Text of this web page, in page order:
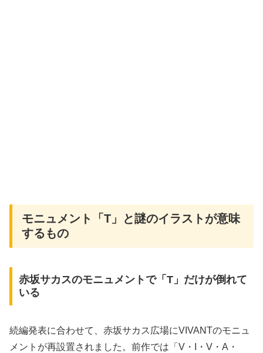
モニュメント「T」と謎のイラストが意味
するもの
赤坂サカスのモニュメントで「T」だけが倒れて
いる
続編発表に合わせて、赤坂サカス広場にVIVANTのモニュ
メントが再設置されました。前作では「V・I・V・A・